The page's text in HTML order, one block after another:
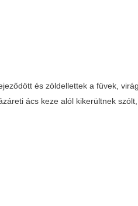
és zöldellettek a füvek,
ács keze alól kikerültnek